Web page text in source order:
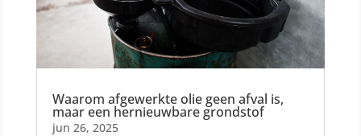
Waarom afgewerkte olie geen afval is,
maar een hernieuwbare grondstof
jun 26, 2025